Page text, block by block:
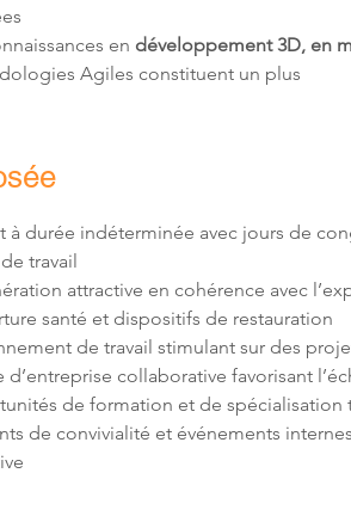
en développement 3D, en
Agiles constituent un plus
à durée indéterminée avec jours de
de convivialité et événements